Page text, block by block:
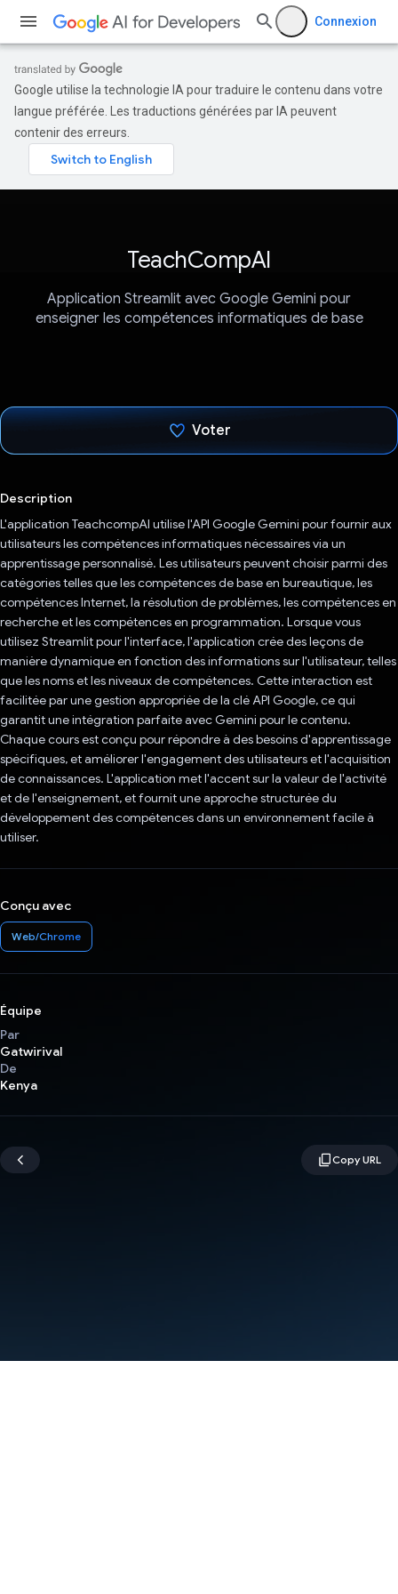
Connexion
Google utilise la technologie IA pour traduire le contenu dans votre
langue préférée. Les traductions générées par IA peuvent
contenir des erreurs.
TeachCompAI
Application Streamlit avec Google Gemini pour
enseigner les compétences informatiques de base
Voter
Description
L'application TeachcompAI utilise l'API Google Gemini pour fournir aux
utilisateurs les compétences informatiques nécessaires via un
apprentissage personnalisé. Les utilisateurs peuvent choisir parmi des
catégories telles que les compétences de base en bureautique, les
compétences Internet, la résolution de problèmes, les compétences en
recherche et les compétences en programmation. Lorsque vous
utilisez Streamlit pour l'interface, l'application crée des leçons de
manière dynamique en fonction des informations sur l'utilisateur, telles
que les noms et les niveaux de compétences. Cette interaction est
facilitée par une gestion appropriée de la clé API Google, ce qui
garantit une intégration parfaite avec Gemini pour le contenu.
Chaque cours est conçu pour répondre à des besoins d'apprentissage
spécifiques, et améliorer l'engagement des utilisateurs et l'acquisition
de connaissances. L'application met l'accent sur la valeur de l'activité
et de l'enseignement, et fournit une approche structurée du
développement des compétences dans un environnement facile à
utiliser.
Conçu avec
Web/Chrome
Équipe
Par
Gatwirival
De
Kenya